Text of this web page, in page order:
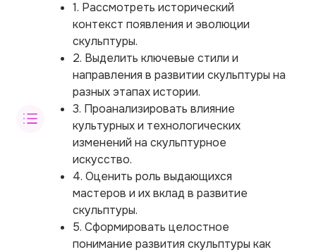
1. Рассмотреть исторический
контекст появления и эволюции
скульптуры.
2. Выделить ключевые стили и
направления в развитии скульптуры на
разных этапах истории.
3. Проанализировать влияние
культурных и технологических
изменений на скульптурное
искусство.
4. Оценить роль выдающихся
мастеров и их вклад в развитие
скульптуры.
5. Сформировать целостное
понимание развития скульптуры как